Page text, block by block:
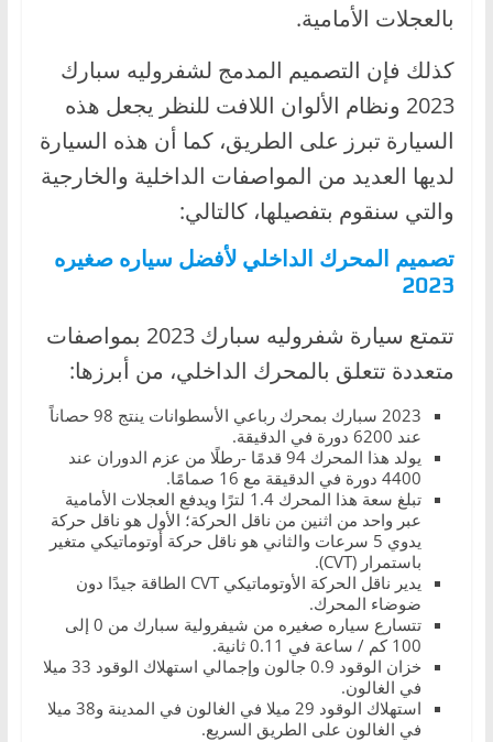
بالعجلات الأمامية.
كذلك فإن التصميم المدمج لشفروليه سبارك
2023 ونظام الألوان اللافت للنظر يجعل هذه
السيارة تبرز على الطريق، كما أن هذه السيارة
لديها العديد من المواصفات الداخلية والخارجية
والتي سنقوم بتفصيلها، كالتالي:
تصميم المحرك الداخلي لأفضل سياره صغيره
2023
تتمتع سيارة شفروليه سبارك 2023 بمواصفات
متعددة تتعلق بالمحرك الداخلي، من أبرزها:
2023 سبارك بمحرك رباعي الأسطوانات ينتج 98 حصاناً
عند 6200 دورة في الدقيقة.
يولد هذا المحرك 94 قدمًا -رطلًا من عزم الدوران عند
4400 دورة في الدقيقة مع 16 صمامًا.
تبلغ سعة هذا المحرك 1.4 لترًا ويدفع العجلات الأمامية
عبر واحد من اثنين من ناقل الحركة؛ الأول هو ناقل حركة
يدوي 5 سرعات والثاني هو ناقل حركة أوتوماتيكي متغير
باستمرار (CVT).
يدير ناقل الحركة الأوتوماتيكي CVT الطاقة جيدًا دون
ضوضاء المحرك.
تتسارع سياره صغيره من شيفرولية سبارك من 0 إلى
100 كم / ساعة في 0.11 ثانية.
خزان الوقود 0.9 جالون وإجمالي استهلاك الوقود 33 ميلا
في الغالون.
استهلاك الوقود 29 ميلا في الغالون في المدينة و38 ميلا
في الغالون على الطريق السريع.